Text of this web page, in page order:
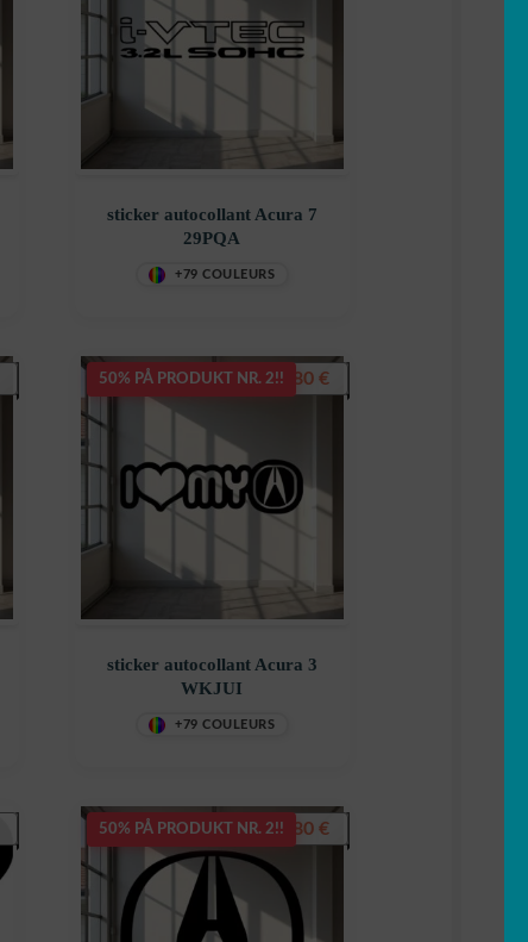
sticker autocollant Acura 7
29PQA
+79 COULEURS
50% PÅ PRODUKT NR. 2!!
sticker autocollant Acura 3
WKJUI
+79 COULEURS
7,80 €
50% PÅ PRODUKT NR. 2!!7,80 €